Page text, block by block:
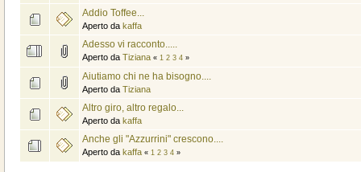
Addio Toffee...
Aperto da kaffa
Adesso vi racconto.....
Aperto da Tiziana « 1 2 3 4»
Aiutiamo chi ne ha bisogno....
Aperto da Tiziana
Altro giro, altro regalo...
Aperto da kaffa
Anche gli "Azzurrini" crescono....
Aperto da kaffa « 1 2 3 4»